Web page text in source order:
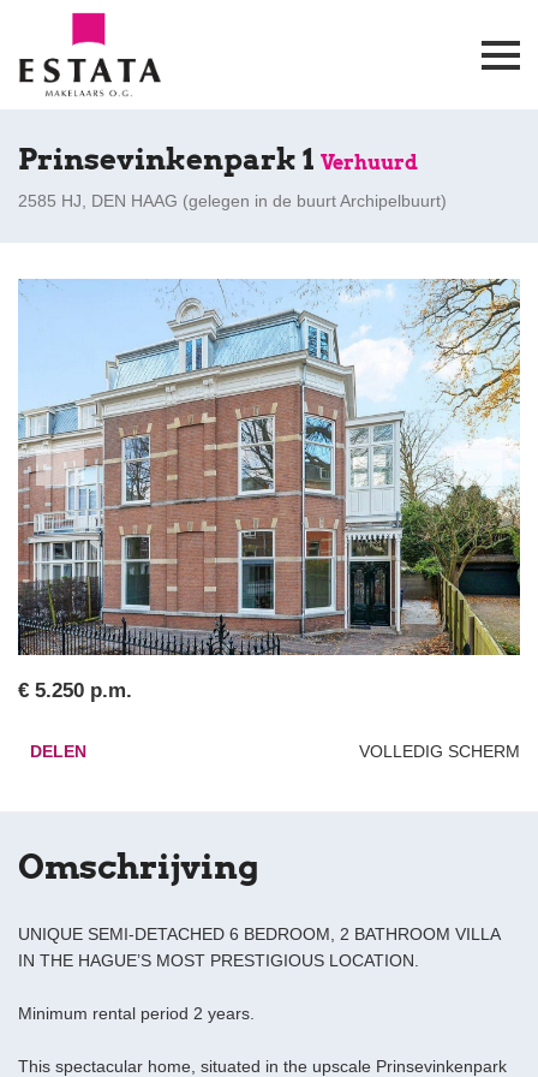
Prinsevinkenpark 1 Verhuurd
2585 HJ, DEN HAAG (gelegen in de buurt Archipelbuurt)
€ 5.250 p.m.
DELEN VOLLEDIG SCHERM
Omschrijving
UNIQUE SEMI-DETACHED 6 BEDROOM, 2 BATHROOM VILLA
IN THE HAGUE’S MOST PRESTIGIOUS LOCATION.
Minimum rental period 2 years.
This spectacular home, situated in the upscale Prinsevinkenpark